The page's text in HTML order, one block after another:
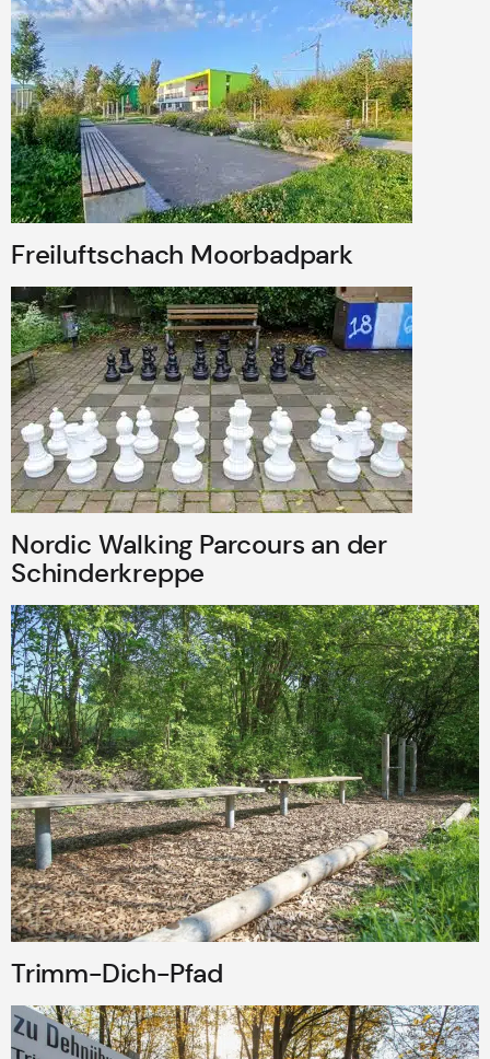
Freiluftschach Moorbadpark
Nordic Walking Parcours an der
Schinderkreppe
Trimm-Dich-Pfad